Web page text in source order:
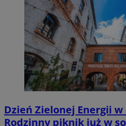
Dzień Zielonej Energii
Rodzinny piknik już w